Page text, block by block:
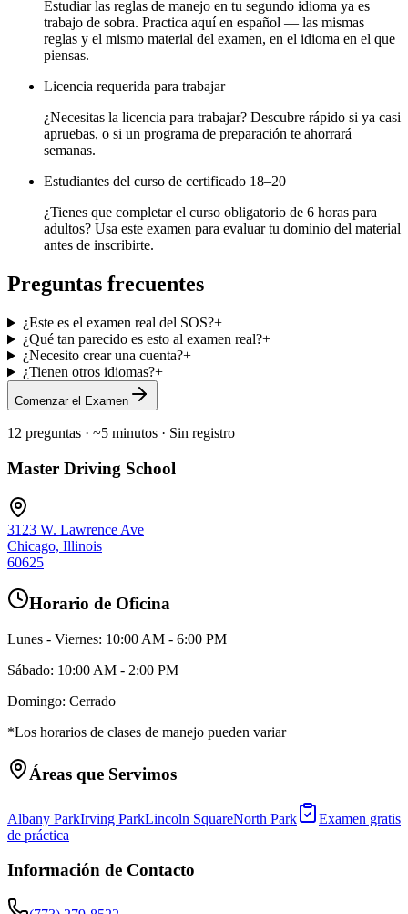
Estudiar las reglas de manejo en tu segundo idioma ya es
trabajo de sobra. Practica aquí en español — las mismas
reglas y el mismo material del examen, en el idioma en el que
piensas.
Licencia requerida para trabajar
¿Necesitas la licencia para trabajar? Descubre rápido si ya casi
apruebas, o si un programa de preparación te ahorrará
semanas.
Estudiantes del curso de certificado 18–20
¿Tienes que completar el curso obligatorio de 6 horas para
adultos? Usa este examen para evaluar tu dominio del material
antes de inscribirte.
Preguntas frecuentes
¿Este es el examen real del SOS?+
¿Qué tan parecido es esto al examen real?+
¿Necesito crear una cuenta?+
¿Tienen otros idiomas?+
Comenzar el Examen
12 preguntas · ~5 minutos · Sin registro
Master Driving School
3123 W. Lawrence Ave
Chicago, Illinois
60625
Horario de Oficina
Lunes - Viernes: 10:00 AM - 6:00 PM
Sábado: 10:00 AM - 2:00 PM
Domingo: Cerrado
*Los horarios de clases de manejo pueden variar
Áreas que Servimos
Albany ParkIrving ParkLincoln SquareNorth Park
Examen gratis
de práctica
Información de Contacto